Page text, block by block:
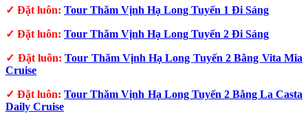
✓ Đặt luôn: Tour Thăm Vịnh Hạ Long Tuyến 1 Đi Sáng
✓ Đặt luôn: Tour Thăm Vịnh Hạ Long Tuyến 2 Đi Sáng
✓ Đặt luôn: Tour Thăm Vịnh Hạ Long Tuyến 2 Bằng Vita Mia
Cruise
✓ Đặt luôn: Tour Thăm Vịnh Hạ Long Tuyến 2 Bằng La Casta
Daily Cruise